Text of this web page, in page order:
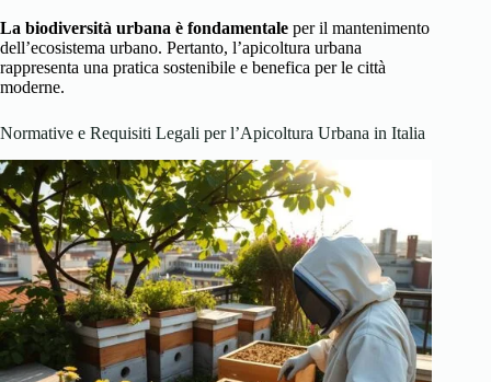
La biodiversità urbana è fondamentale per il mantenimento
dell’ecosistema urbano. Pertanto, l’apicoltura urbana
rappresenta una pratica sostenibile e benefica per le città
moderne.
Normative e Requisiti Legali per l’Apicoltura Urbana in Italia